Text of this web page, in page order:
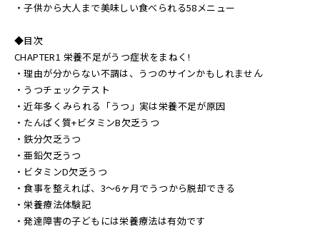
・子供から大人まで美味しい食べられる58メニュー
◆目次
CHAPTER1 栄養不足がうつ症状をまねく!
・理由が分からない不調は、うつのサインかもしれません
・うつチェックテスト
・近年多くみられる「うつ」実は栄養不足が原因
・たんぱく質+ビタミンB欠乏うつ
・鉄分欠乏うつ
・亜鉛欠乏うつ
・ビタミンD欠乏うつ
・食事を整えれば、3～6ヶ月でうつから脱却できる
・栄養療法体験記
・発達障害の子どもには栄養療法は有効です